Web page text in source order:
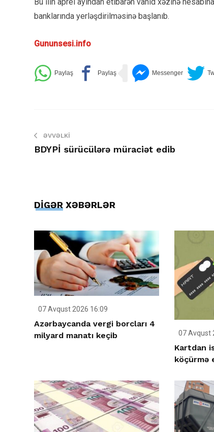
banklarında yerləşdirilməsinə başlanıb.
Gununsesi.info
ƏVVƏLKI
BDYPİ sürücülərə müraciət edib
DİGƏR XƏBƏRLƏR
07 Avqust 2026 16:09
Azərbaycanda vergi borcları 4
milyard manatı keçib
07 Avqust
Kartdan
köçürmə